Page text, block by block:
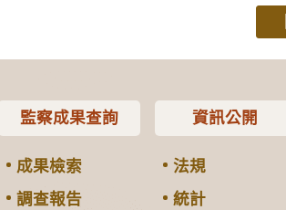
監察成果查詢
成果檢索
調查報告
資訊公開
法規
統計